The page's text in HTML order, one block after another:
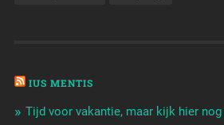
IUS MENTIS
Tijd voor vakantie, maar kijk hier nog